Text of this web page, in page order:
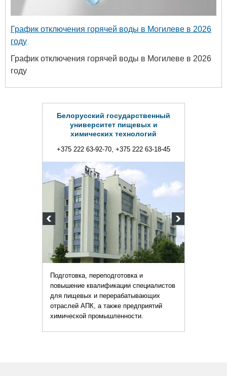
График отключения горячей воды в Могилеве в 2026
году
График отключения горячей воды в Могилеве в 2026
году
Белорусский государственный
университет пищевых и
химических технологий
+375 222 63-92-70, +375 222 63-18-45
Подготовка, переподготовка и
повышение квалификации специалистов
для пищевых и перерабатывающих
отраслей АПК, а также предприятий
химической промышленности.